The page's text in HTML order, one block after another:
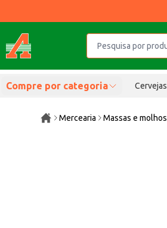
Compre por categoria Cervejas
Mercearia Massas e molhos